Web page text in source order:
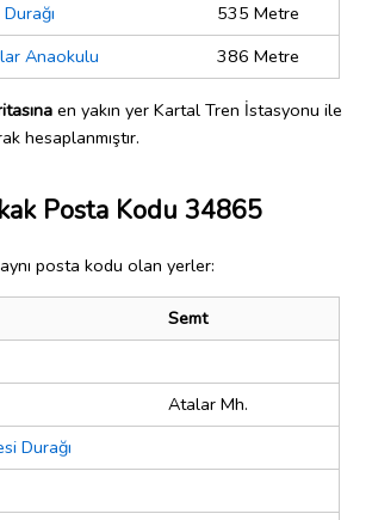
535 Metre
Anaokulu
386 Metre
en yakın yer Kartal Tren İstasyonu ile
hesaplanmıştır.
Posta Kodu 34865
posta kodu olan yerler:
Semt
Atalar Mh.
Durağı